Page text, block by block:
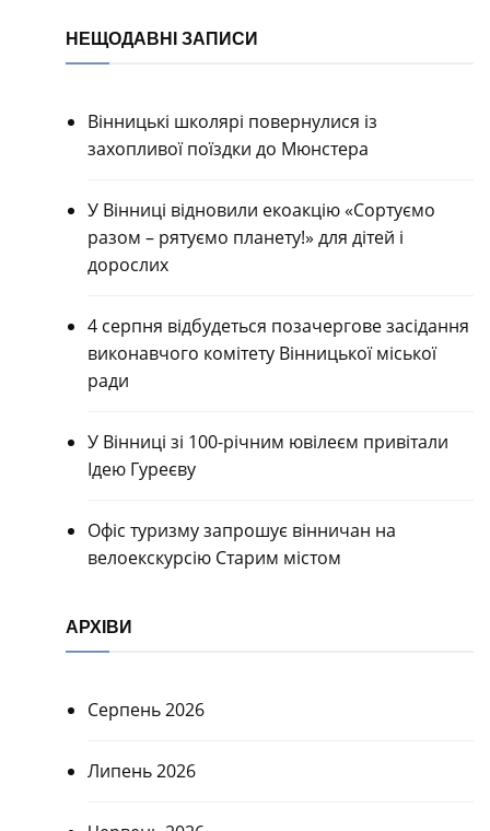
НЕЩОДАВНІ ЗАПИСИ
Вінницькі школярі повернулися із
захопливої поїздки до Мюнстера
У Вінниці відновили екоакцію «Сортуємо
разом – рятуємо планету!» для дітей і
дорослих
4 серпня відбудеться позачергове засідання
виконавчого комітету Вінницької міської
ради
У Вінниці зі 100-річним ювілеєм привітали
Ідею Гуреєву
Офіс туризму запрошує вінничан на
велоекскурсію Старим містом
АРХІВИ
Серпень 2026
Липень 2026